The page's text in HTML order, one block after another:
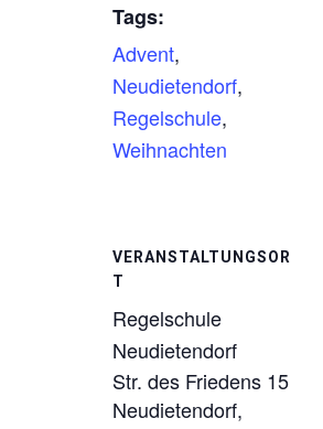
Tags:
Advent,
Neudietendorf,
Regelschule,
Weihnachten
VERANSTALTUNGSOR
T
Regelschule
Neudietendorf
Str. des Friedens 15
Neudietendorf,